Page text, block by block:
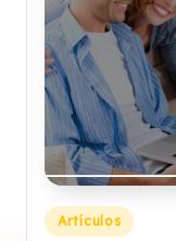
Publicado
Artículos